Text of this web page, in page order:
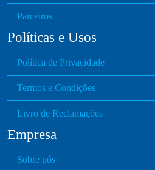
r
i
a
t
s
.
T
e
p
Parceiros
Políticas e Usos
Política de Privacidade
Termos e Condições
Livro de Reclamações
Empresa
Sobre nós